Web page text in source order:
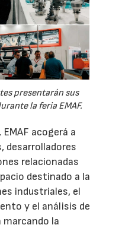
presentarán sus
la feria EMAF.
acogerá a
desarrolladores
relacionadas
destinado a la
industriales, el
y el análisis de
la